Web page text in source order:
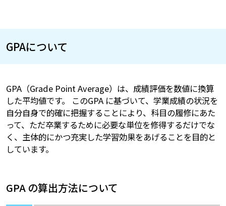
GPAについて
GPA（Grade Point Average）は、成績評価を数値に換算
した平均値です。 このGPA に基づいて、学業成績の状況を
自分自身で的確に把握することにより、科目の履修にあた
って、ただ卒業するために必要な単位を修得するだけでな
く、主体的にかつ充実した学習効果をあげることを目的と
しています。
GPA の算出方法について